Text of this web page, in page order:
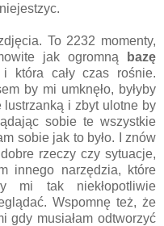
To 2232 momenty,
jak ogromną
bazę
i która cały czas rośnie.
by mi umknęło, byłyby
i zbyt ulotne by
sobie te wszystkie
sobie jak to było. I znów
rzeczy czy sytuacje,
innego narzędzia, które
mi tak niekłopotliwie
Wspomnę też, że
gdy musiałam odtworzyć